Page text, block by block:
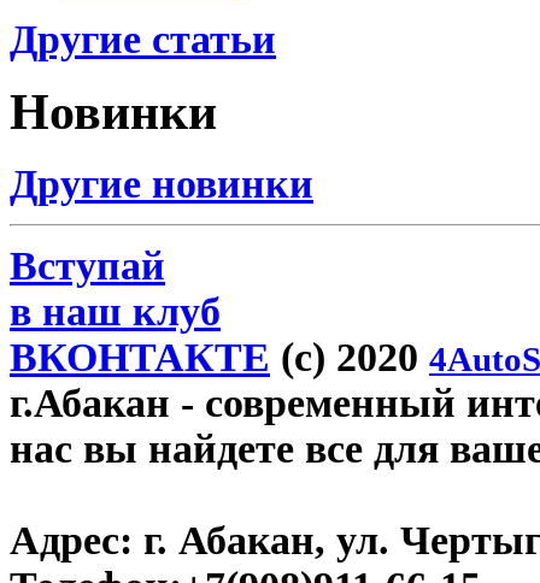
Другие статьи
Новинки
Другие новинки
Вступай
в наш клуб
ВКОНТАКТЕ (c) 2020
г.Абакан - современный
нас вы найдете все для
Адрес: г. Абакан, ул.